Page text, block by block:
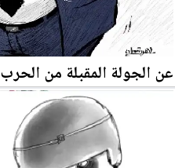
عن الجولة المقبلة من الحرب